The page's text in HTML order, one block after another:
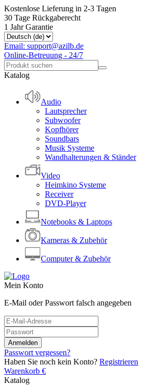
Kostenlose Lieferung in 2-3 Tagen
30 Tage Rückgaberecht
1 Jahr Garantie
Email: support@azilb.de
Online-Betreuung - 24/7
Katalog
Audio
Lautsprecher
Subwoofer
Kopfhörer
Soundbars
Musik Systeme
Wandhalterungen & Ständer
Video
Heimkino Systeme
Receiver
DVD-Player
Notebooks & Laptops
Kameras & Zubehör
Computer & Zubehör
Mein Konto
E-Mail oder Passwort falsch angegeben
Passwort vergessen?
Haben Sie noch kein Konto? Registrieren
Warenkorb €
Katalog